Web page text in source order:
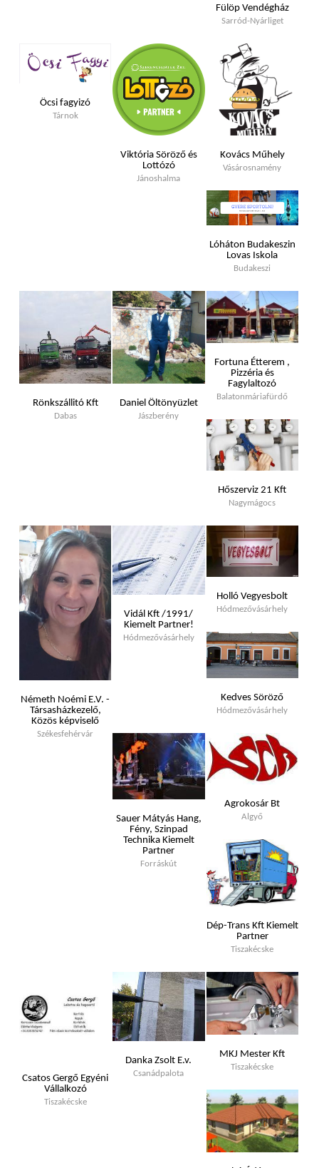
Fülöp Vendégház
Sarród-Nyárliget
Öcsi fagyizó
Tárnok
Viktória Söröző és
Lottózó
Jánoshalma
Kovács Műhely
Vásárosnamény
Lóháton Budakeszin
Lovas Iskola
Budakeszi
Rönkszállitó Kft
Dabas
Daniel Öltönyüzlet
Jászberény
Fortuna Étterem ,
Pizzéria és
Fagylaltozó
Balatonmáriafürdő
Hőszerviz 21 Kft
Nagymágocs
Németh Noémi E.V. -
Társasházkezelő,
Közös képviselő
Székesfehérvár
Vidál Kft /1991/
Kiemelt Partner!
Hódmezővásárhely
Holló Vegyesbolt
Hódmezővásárhely
Kedves Söröző
Hódmezővásárhely
Sauer Mátyás Hang,
Fény, Szinpad
Technika Kiemelt
Partner
Forráskút
Agrokosár Bt
Algyő
Dép-Trans Kft Kiemelt
Partner
Tiszakécske
Csatos Gergő Egyéni
Vállalkozó
Tiszakécske
Danka Zsolt E.v.
Csanádpalota
MKJ Mester Kft
Tiszakécske